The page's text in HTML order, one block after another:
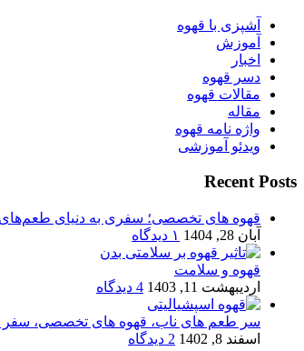
آشپزی با قهوه
آموزش
اخبار
دسر قهوه
مقالات قهوه
مقاله
واژه نامه قهوه
ویدئو آموزشی
Recent Posts
قهوه های تخصصی؛ سفری به دنیای طعم‌های
آبان 28, 1404
۱ دیدگاه
قهوه و سلامت
اردیبهشت 11, 1403
4 دیدگاه
سر طعم های ناب، قهوه های تخصصی، سفر
اسفند 8, 1402
2 دیدگاه